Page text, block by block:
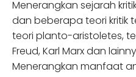
Menerangkan sejarah
dan beberapa teori kritik
teori planto-aristoletes,
Freud, Karl Marx dan
Menerangkan manfaat